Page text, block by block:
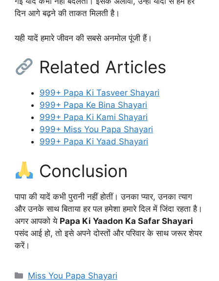
दिन आगे बढ़ने की ताकत मिलती है।
यही यादें हमारे जीवन की सबसे अनमोल पूंजी हैं।
Related Articles
999+ Papa Ki Tasveer Shayari
999+ Papa Ke Bina Shayari
999+ Papa Ki Kami Shayari
999+ Miss You Papa Shayari
999+ Papa Ki Yaad Shayari
Conclusion
पापा की यादें कभी पुरानी नहीं होतीं। उनका प्यार, उनका त्याग
और उनके साथ बिताया हर पल हमेशा हमारे दिल में जिंदा रहता है।
अगर आपको ये Papa Ki Yaadon Ka Safar Shayari
पसंद आई हो, तो इसे अपने दोस्तों और परिवार के साथ जरूर शेयर
करें।
Categories
Miss You Papa Shayari